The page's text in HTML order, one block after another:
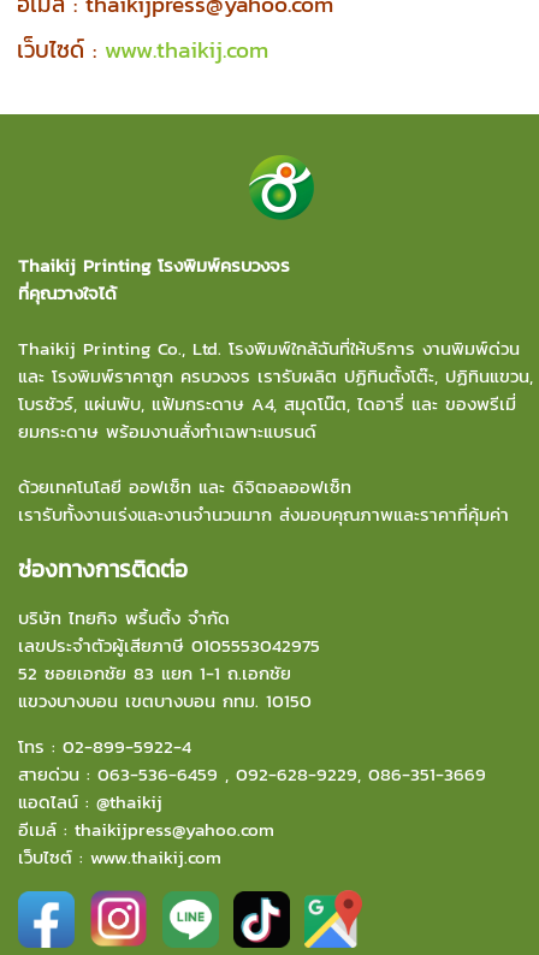
เว็บไซด์ : www.thaikij.com
Thaikij Printing โรงพิมพ์ครบวงจร
ที่คุณวางใจได้
Thaikij Printing Co., Ltd. โรงพิมพ์ใกล้ฉันที่ให้บริการ งานพิมพ์ด่วน
และ โรงพิมพ์ราคาถูก ครบวงจร เรารับผลิต ปฏิทินตั้งโต๊ะ, ปฏิทินแขวน,
โบรชัวร์, แผ่นพับ, แฟ้มกระดาษ A4, สมุดโน๊ต, ไดอารี่ และ ของพรีเมี่
ยมกระดาษ พร้อมงานสั่งทำเฉพาะแบรนด์
ด้วยเทคโนโลยี ออฟเซ็ท และ ดิจิตอลออฟเซ็ท
เรารับทั้งงานเร่งและงานจำนวนมาก ส่งมอบคุณภาพและราคาที่คุ้มค่า
ช่องทางการติดต่อ
บริษัท ไทยกิจ พริ้นติ้ง จำกัด
เลขประจำตัวผู้เสียภาษี 0105553042975
52 ซอยเอกชัย 83 แยก 1-1 ถ.เอกชัย
แขวงบางบอน เขตบางบอน กทม. 10150
โทร : 02-899-5922-4
สายด่วน : 063-536-6459 , 092-628-9229, 086-351-3669
แอดไลน์ : @thaikij
อีเมล์ : thaikijpress@yahoo.com
เว็บไซต์ : www.thaikij.com